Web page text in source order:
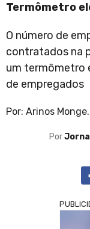
Termômetro
O número de
contratados na
um termômetro
de empregados
Por: Arinos Monge.
Por